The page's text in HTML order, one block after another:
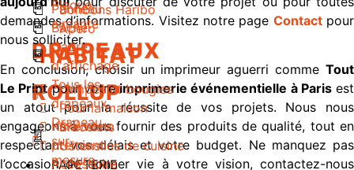
Panneau
Bâche
Cadre
d'affichage
ROLLUP
Kakémono
premium
Accessoire
Plaque
aimanté
DRAPEAUX
Tous les
drapeaux
Drapeau
sur-
mesure
Bonbons Haribo
Apero
HABITAT
Lampes et bougies
Pour la maison
Bracelets
Ustensiles de cuisine
PAPETERIE
demandes d’informations. Visitez notre page Contactpour
nous solliciter.
En conclusion, choisir un imprimeur aguerri comme Tout
Le Printpour votreimprimerie événementielle à Parisest
un atout pour la réussite de vos projets. Nous nous
engageons à vous fournir des produits de qualité, tout en
respectant vos délais et votre budget. Ne manquez pas
l’occasion de donner vie à votre vision, contactez-nous